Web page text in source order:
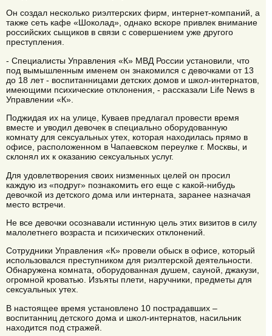
Он создал несколько риэлтерских фирм, интернет-компаний, а
также сеть кафе «Шоколад», однако вскоре привлек внимание
российских сыщиков в связи с совершением уже другого
преступления.
- Специалисты Управления «К» МВД России установили, что
под вымышленным именем он знакомился с девочками от 13
до 18 лет - воспитанницами детских домов и школ-интернатов,
имеющими психические отклонения, - рассказали Life News в
Управлении «К».
Поджидая их на улице, Куваев предлагал провести время
вместе и уводил девочек в специально оборудованную
комнату для сексуальных утех, которая находилась прямо в
офисе, расположенном в Чапаевском переулке г. Москвы, и
склонял их к оказанию сексуальных услуг.
Для удовлетворения своих низменных целей он просил
каждую из «подруг» познакомить его еще с какой-нибудь
девочкой из детского дома или интерната, заранее назначая
место встречи.
Не все девочки осознавали истинную цель этих визитов в силу
малолетнего возраста и психических отклонений.
Сотрудники Управления «К» провели обыск в офисе, который
использовался преступником для риэлтерской деятельности.
Обнаружена комната, оборудованная душем, сауной, джакузи,
огромной кроватью. Изъяты плети, наручники, предметы для
сексуальных утех.
В настоящее время установлено 10 пострадавших –
воспитанниц детского дома и школ-интернатов, насильник
находится под стражей.